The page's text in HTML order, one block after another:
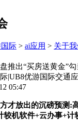
际 > ai应用 > 关于
推出“买房送黄金”勾
|UB8优游国际交通
05:47
放出的沉磅预测:
较机软件+云办事+计